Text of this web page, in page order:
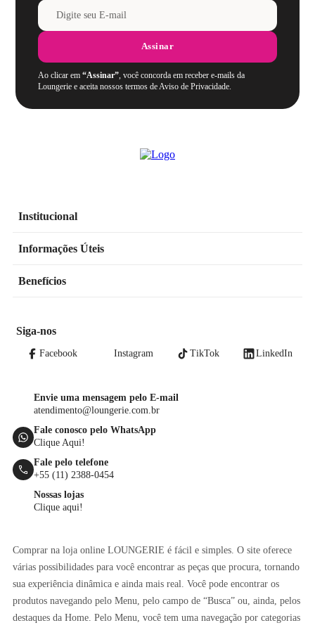
• Ruído: <60 dB
• Peso: 85 g
• Tempo de carregamento: 60 minutos
• Tempo de uso: 60-90 minutos
• 5 padronagens + 3 intensidades
Assinar
Ao clicar em“Assinar”, você concorda em receber e-mails da
Loungerie e aceita nossos termos de Aviso de Privacidade.
Institucional
Informações Úteis
Benefícios
Siga-nos
Facebook Instagram TikTok LinkedIn
Envie uma mensagem pelo E-mail
atendimento@loungerie.com.br
Fale conosco pelo WhatsApp
Clique Aqui!
Fale pelo telefone
+55 (11) 2388-0454
Nossas lojas
Clique aqui!
Comprar na loja online LOUNGERIE é fácil e simples. O site oferece
várias possibilidades para você encontrar as peças que procura, tornando
sua experiência dinâmica e ainda mais real. Você pode encontrar os
produtos navegando pelo Menu, pelo campo de “Busca” ou, ainda, pelos
destaques da Home. Pelo Menu, você tem uma navegação por categorias